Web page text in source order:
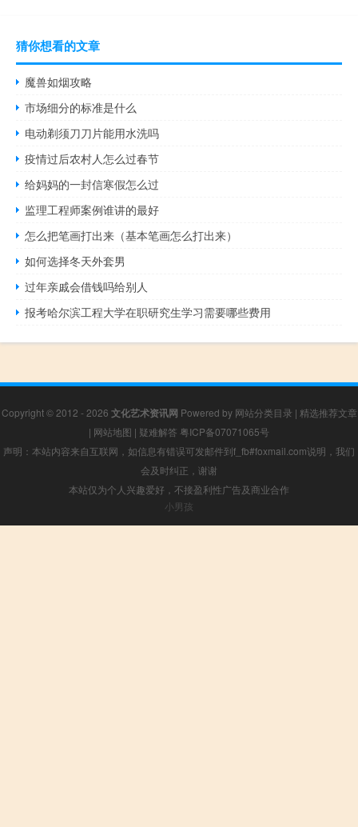
猜你想看的文章
魔兽如烟攻略
市场细分的标准是什么
电动剃须刀刀片能用水洗吗
疫情过后农村人怎么过春节
给妈妈的一封信寒假怎么过
监理工程师案例谁讲的最好
怎么把笔画打出来（基本笔画怎么打出来）
如何选择冬天外套男
过年亲戚会借钱吗给别人
报考哈尔滨工程大学在职研究生学习需要哪些费用
Copyright © 2012 - 2026 文化艺术资讯网 Powered by 网站分类目录 | 精选推荐文章
| 网站地图 | 疑难解答 粤ICP备07071065号
声明：本站内容来自互联网，如信息有错误可发邮件到f_fb#foxmail.com说明，我们
会及时纠正，谢谢
本站仅为个人兴趣爱好，不接盈利性广告及商业合作
小男孩